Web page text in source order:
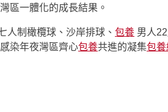
區一體化的成長結果。
人制橄欖球、沙岸排球、 包養 男人
染年夜灣區齊心包養共進的凝集包養